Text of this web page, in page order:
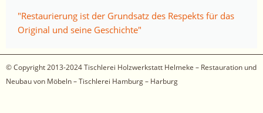
"Restaurierung ist der Grundsatz des Respekts für das
Original und seine Geschichte"
© Copyright 2013-2024Tischlerei Holzwerkstatt Helmeke – Restauration und
Neubau von Möbeln – Tischlerei Hamburg – Harburg